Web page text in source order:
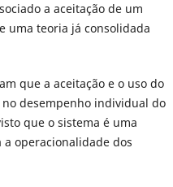
a aceitação de um
uma teoria já consolidada
que a aceitação e o uso do
desempenho individual do
que o sistema é uma
operacionalidade dos